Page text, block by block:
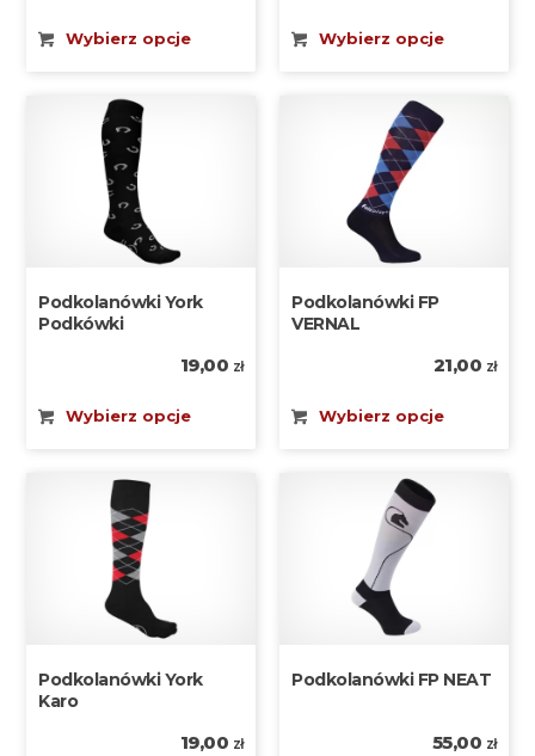
Wybierz opcje Wybierz opcje
Podkolanówki York
Podkówki
19,00 zł
Wybierz opcje
Podkolanówki FP
VERNAL
21,00 zł
Wybierz opcje
Podkolanówki York
Karo
19,00 zł
Podkolanówki FP NEAT
55,00 zł